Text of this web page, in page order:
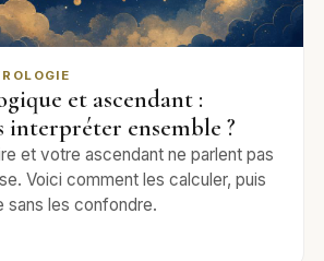
et ascendant :
interpréter ensemble ?
et votre ascendant ne parlent pas
Voici comment les calculer, puis
sans les confondre.